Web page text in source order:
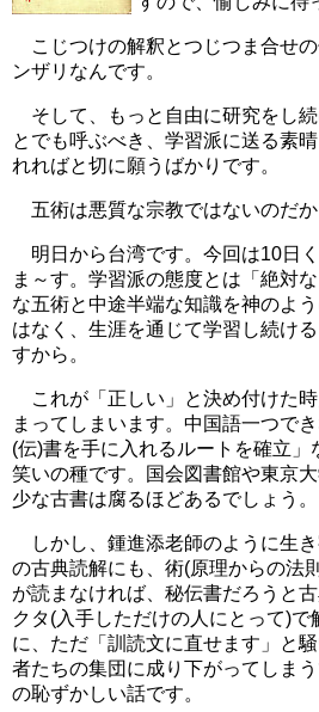
こじつけの解釈とつじつま合せ
ンザリなんです。
そして、もっと自由に研究をし
とでも呼ぶべき、学習派に送る素
れればと切に願うばかりです。
五術は悪質な宗教ではないのだか
明日から台湾です。今回は10日
ま～す。学習派の態度とは「絶対
な五術と中途半端な知識を神のよ
はなく、生涯を通じて学習し続け
すから。
これが「正しい」と決め付けた
まってしまいます。中国語一つで
(伝)書を手に入れるルートを確立」
笑いの種です。国会図書館や東京
少な古書は腐るほどあるでしょう。
しかし、鍾進添老師のように生
の古典読解にも、術(原理からの法
が読まなければ、秘伝書だろうと
クタ(入手しただけの人にとって)
に、ただ「訓読文に直せます」と
者たちの集団に成り下がってしま
の恥ずかしい話です。